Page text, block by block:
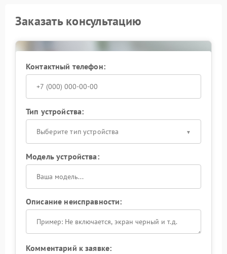
Заказать консультацию
Контактный телефон:
Тип устройства:
Выберите тип устройства
Модель устройства:
Описание неисправности:
Комментарий к заявке: